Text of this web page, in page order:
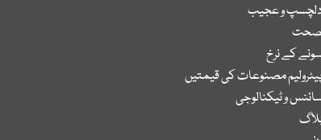
و عجیب
صحت
کے نرخ
مصنوعات کی قیمتیں
و ٹیکنالوجی